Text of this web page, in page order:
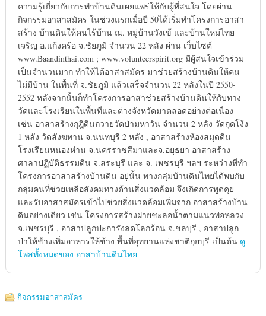
ความรู้เกี่ยวกับการทำบ้านดินเผยแพร่ให้กับผู้ที่สนใจ โดยผ่าน
กิจกรรมอาสาสมัคร ในช่วงแรกเมื่อปี 50ได้เริ่มทำโครงการอาสา
สร้าง บ้านดินให้คนไร้บ้าน ณ. หมู่บ้านวังเข้ และบ้านใหม่ไทย
เจริญ อ.แก้งคร้อ จ.ชัยภูมิ จำนวน 22 หลัง ผ่าน เว็บไซต์
www.Baandinthai.com ; www.volunteerspirit.org มีผู้สนใจเข้าร่วม
เป็นจำนวนมาก ทำให้ได้อาสาสมัคร มาช่วยสร้างบ้านดินให้คน
ไม่มีบ้าน ในพื้นที่ จ.ชัยภูมิ แล้วเสร็จจำนวน 22 หลังในปี 2550-
2552 หลังจากนั้นก็ทำโครงการอาสาช่วยสร้างบ้านดินให้กับทาง
วัดและโรงเรียนในพื้นที่และต่างจังหวัดมาตลอดอย่างต่อเนื่อง
เช่น อาสาสร้างกุฎิดินถวายวัดป่ามหาวัน จำนวน 2 หลัง วัดกุดโง้ง
1 หลัง วัดสังฆทาน จ.นนทบุรี 2 หลัง , อาสาสร้างห้องสมุดดิน
โรงเรียนหนองห่าน จ.นครราชสีมาและจ.อยุธยา อาสาสร้าง
ศาลาปฏิบัติธรรมดิน จ.สระบุรี และ จ. เพชรบุรี ฯลฯ ระหว่างที่ทำ
โครงการอาสาสร้างบ้านดิน อยู่นั้น ทางกลุ่มบ้านดินไทยได้พบกับ
กลุ่มคนที่ช่วยเหลือสังคมทางด้านสิ่งแวดล้อม จึงเกิดการพูดคุย
และรับอาสาสมัครเข้าไปช่วยสิ่งแวดล้อมเพิ่มจาก อาสาสร้างบ้าน
ดินอย่างเดียว เช่น โครงการสร้างฝายชะลอน้ำตามแนวพ่อหลวง
จ.เพชรบุรี , อาสาปลูกปะการังลดโลกร้อน จ.ชลบุรี , อาสาปลูก
ป่าให้ช้างเพิ่มอาหารให้ช้าง พื้นที่อุทยานแห่งชาติกุยบุรี เป็นต้น ดู
โพสทั้งหมดของ อาสาบ้านดินไทย
กิจกรรมอาสาสมัคร